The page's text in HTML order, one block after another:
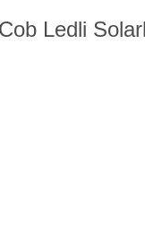
Ledli